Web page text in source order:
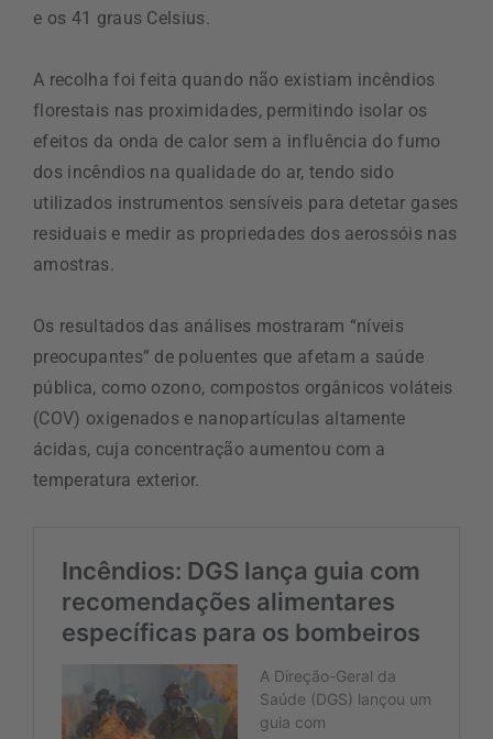
e os 41 graus Celsius.
A recolha foi feita quando não existiam incêndios
florestais nas proximidades, permitindo isolar os
efeitos da onda de calor sem a influência do fumo
dos incêndios na qualidade do ar, tendo sido
utilizados instrumentos sensíveis para detetar gases
residuais e medir as propriedades dos aerossóis nas
amostras.
Os resultados das análises mostraram “níveis
preocupantes” de poluentes que afetam a saúde
pública, como ozono, compostos orgânicos voláteis
(COV) oxigenados e nanopartículas altamente
ácidas, cuja concentração aumentou com a
temperatura exterior.